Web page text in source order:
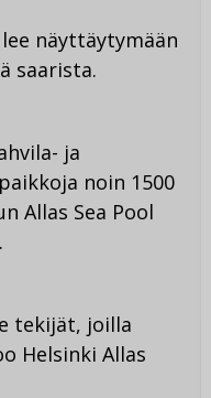
näyttäytymään
saarista.
ja
noin 1500
Allas Sea Pool
tekijät, joilla
Helsinki Allas